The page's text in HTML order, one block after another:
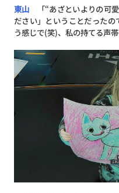
東山 「“あざといよりの可
ださい」ということだった
う感じで(笑)、私の持てる声